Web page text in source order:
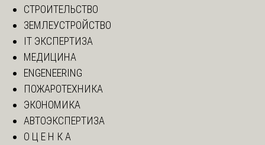
СТРОИТЕЛЬСТВО
ЗЕМЛЕУСТРОЙСТВО
IT ЭКСПЕРТИЗА
МЕДИЦИНА
ENGENEERING
ПОЖАРОТЕХНИКА
ЭКОНОМИКА
АВТОЭКСПЕРТИЗА
О Ц Е Н К А